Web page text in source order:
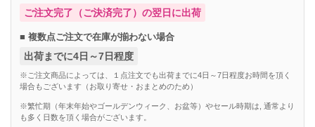
ご注文完了（ご決済完了）の翌日に出荷
■ 複数点ご注文で在庫が揃わない場合
出荷までに4日～7日程度
※ご注文商品によっては、１点注文でも出荷までに4日～7日程度お時間を頂く
場合もございます（お取り寄せ・おまとめのため）
※繁忙期（年末年始やゴールデンウィーク、お盆等）やセール時期は, 通常より
も多く日数を頂く場合がございます。